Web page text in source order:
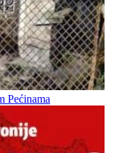
Pećinama